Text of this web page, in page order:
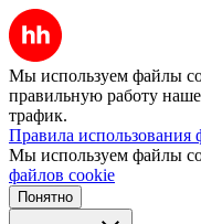
Мы используем файлы
правильную работу
трафик.
Правила использования
Мы используем файлы
файлов cookie
Понятно